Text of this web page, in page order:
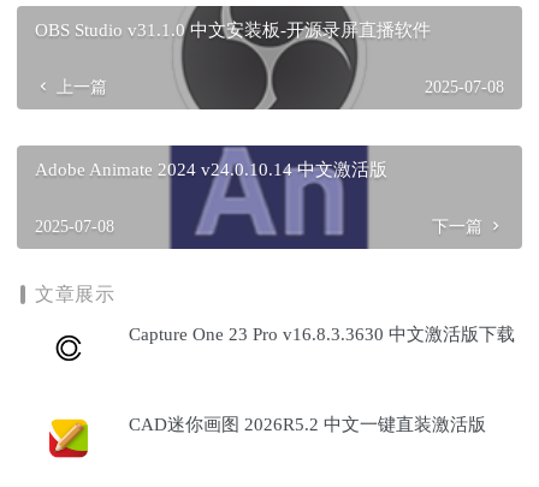
OBS Studio v31.1.0 中文安装板-开源录屏直播软件
上一篇 2025-07-08
Adobe Animate 2024 v24.0.10.14 中文激活版
2025-07-08 下一篇
文章展示
Capture One 23 Pro v16.8.3.3630 中文激活版下载
CAD迷你画图 2026R5.2 中文一键直装激活版